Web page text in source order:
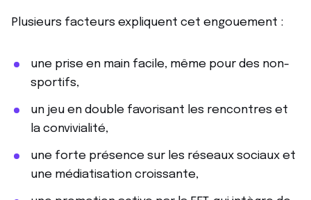
Plusieurs facteurs expliquent cet engouement :
une prise en main facile, même pour des non-
sportifs,
un jeu en double favorisant les rencontres et
la convivialité,
une forte présence sur les réseaux sociaux et
une médiatisation croissante,